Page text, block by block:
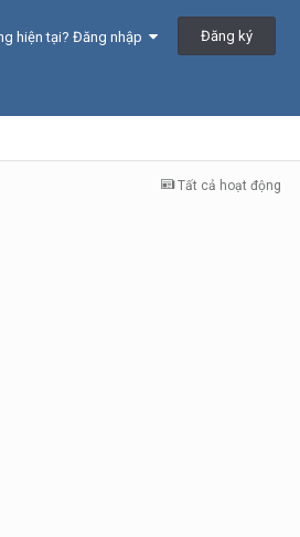
hiện tại? Đăng nhập Đăng ký
Tất cả hoạt động